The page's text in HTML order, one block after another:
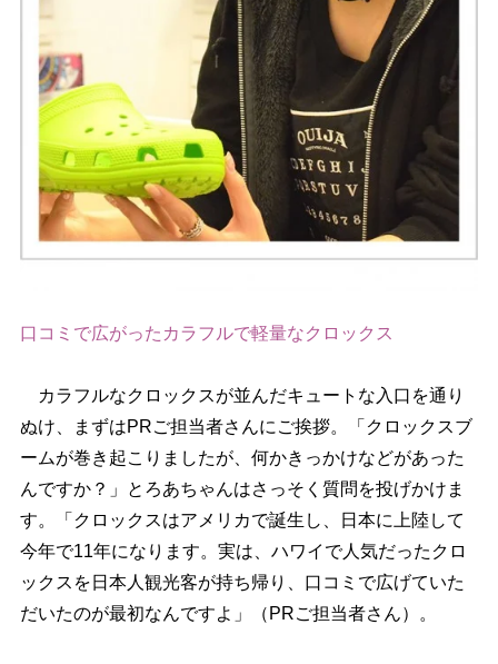
口コミで広がったカラフルで軽量なクロックス
カラフルなクロックスが並んだキュートな入口を通り
ぬけ、まずはPRご担当者さんにご挨拶。「クロックスブ
ームが巻き起こりましたが、何かきっかけなどがあった
んですか？」とろあちゃんはさっそく質問を投げかけま
す。「クロックスはアメリカで誕生し、日本に上陸して
今年で11年になります。実は、ハワイで人気だったクロ
ックスを日本人観光客が持ち帰り、口コミで広げていた
だいたのが最初なんですよ」（PRご担当者さん）。